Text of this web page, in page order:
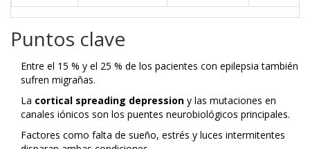
Puntos clave
Entre el 15 % y el 25 % de los pacientes con epilepsia también
sufren migrañas.
La cortical spreading depression y las mutaciones en
canales iónicos son los puentes neurobiológicos principales.
Factores como falta de sueño, estrés y luces intermitentes